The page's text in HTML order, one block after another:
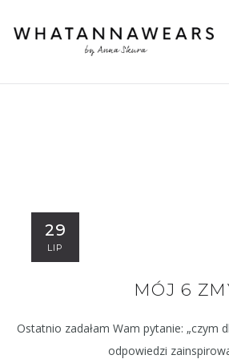
29
LIP
MÓJ 6
Ostatnio zadałam Wam pytanie: „czym
odpowiedzi